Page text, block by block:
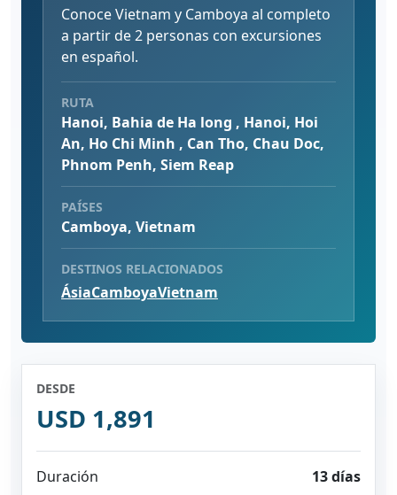
Conoce Vietnam y Camboya al completo
a partir de 2 personas con excursiones
en español.
RUTA
Hanoi, Bahia de Ha long , Hanoi, Hoi
An, Ho Chi Minh , Can Tho, Chau Doc,
Phnom Penh, Siem Reap
PAÍSES
Camboya, Vietnam
DESTINOS RELACIONADOS
ÁsiaCamboyaVietnam
DESDE
USD 1,891
Duración
13 días